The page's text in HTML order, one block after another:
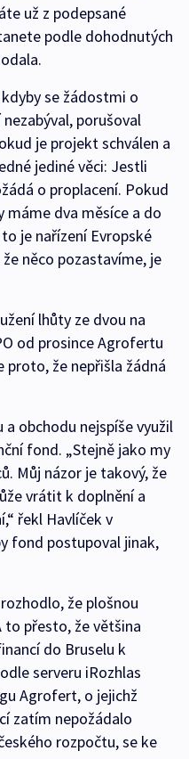
už z podepsané
podle dohodnutých
se žádostmi o
porušoval
je projekt schválen a
jediné věci: Jestli
o proplacení. Pokud
máme dva měsíce a do
je nařízení Evropské
něco pozastavíme, je
lhůty ze dvou na
od prosince Agrofertu
že nepřišla žádná
obchodu nejspíše využil
fond. „Stejně jako my
Můj názor je takový, že
vrátit k doplnění a
řekl Havlíček v
fond postupoval jinak,
že plošnou
to přesto, že většina
do Bruselu k
serveru iRozhlas
Agrofert, o jejichž
zatím nepožádalo
rozpočtu, se ke